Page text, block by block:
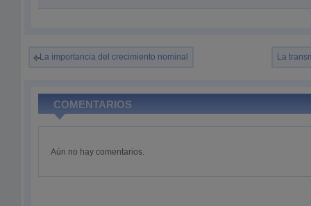
La importancia del crecimiento nominal La
COMENTARIOS
Aún no hay comentarios.